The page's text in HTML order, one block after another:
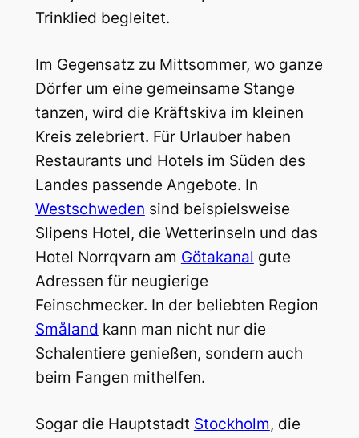
Trinklied begleitet.
Im Gegensatz zu Mittsommer, wo ganze
Dörfer um eine gemeinsame Stange
tanzen, wird die Kräftskiva im kleinen
Kreis zelebriert. Für Urlauber haben
Restaurants und Hotels im Süden des
Landes passende Angebote. In
Westschweden sind beispielsweise
Slipens Hotel, die Wetterinseln und das
Hotel Norrqvarn am Götakanal gute
Adressen für neugierige
Feinschmecker. In der beliebten Region
Småland kann man nicht nur die
Schalentiere genießen, sondern auch
beim Fangen mithelfen.
Sogar die Hauptstadt Stockholm, die